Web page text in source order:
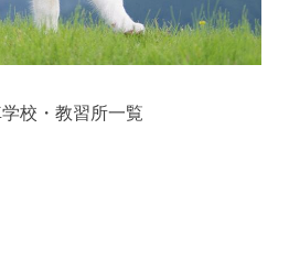
校・教習所一覧